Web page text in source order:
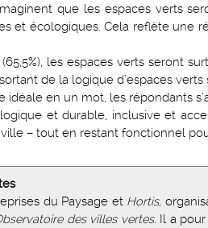
que les espaces verts
et écologiques. Cela reflète une
les espaces verts seront
de la logique d’espaces verts
idéale en un mot, les répondants
et durable, inclusive et
– tout en restant fonctionnel
du Paysage et Hortis,
des villes vertes. Il a